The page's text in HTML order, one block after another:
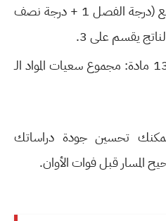
يتم جمع (درجة الفصل 1 + درجة نصف
لطلاب الـ 13 مادة: مجموع سعيات المواد الـ
يمكنك تحسين جودة دراساتك
المسار قبل فوات الأوان.